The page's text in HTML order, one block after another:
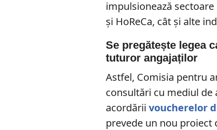
impulsionează
şi HoReCa, cât şi alte
Se pregătește legea
tuturor angajaților
Astfel, Comisia pentru
consultări cu mediul
acordăriivoucherelor
prevede un nou proiect